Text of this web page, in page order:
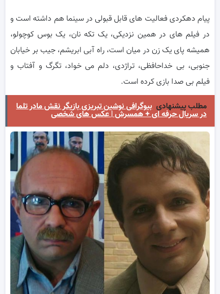
پیام دهکردی فعالیت های قابل قبولی در سینما هم داشته است و
در فیلم های در همین نزدیکی، یک تکه نان، یک بوس کوچولو،
همیشه پای یک زن در میان است، راه آبی ابریشم، جیب بر خیابان
جنوبی، بی خداحافظی، تراژدی، دلم می خواد، تگرگ و آفتاب و
فیلم بی صدا بازی کرده است.
مطلب پیشنهادی بیوگرافی نوشین تبریزی بازیگر نقش مادر تلما
در سریال حرفه ای + همسرش | عکس های شخصی